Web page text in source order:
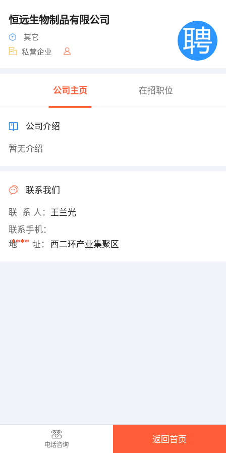
恒远生物制品有限公司
其它
私营企业
公司主页 在招职位
公司介绍
暂无介绍
联系我们
联 系 人： 王兰光
联系手机：
****
地 址： 西二环产业集聚区
电话咨询
返回首页